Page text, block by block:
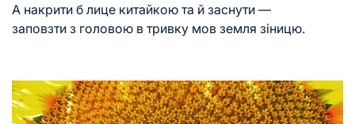
А накрити б лице китайкою та й заснути —
заповзти з головою в тривку мов земля зіницю.